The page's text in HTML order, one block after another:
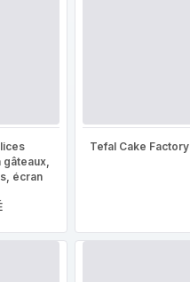
gâteaux,
écran
Tefal Cake Factory